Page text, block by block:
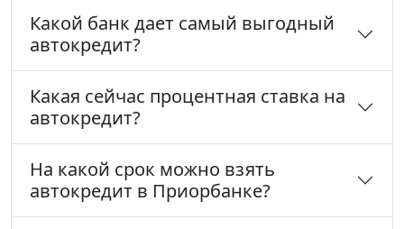
Какой банк дает самый выгодный
автокредит?
Какая сейчас процентная ставка на
автокредит?
На какой срок можно взять
автокредит в Приорбанке?